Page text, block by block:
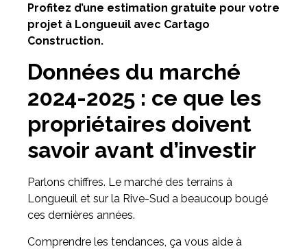
Profitez d’une estimation gratuite pour votre
projet à Longueuil avec Cartago
Construction.
Données du marché
2024-2025 : ce que les
propriétaires doivent
savoir avant d’investir
Parlons chiffres. Le marché des terrains à
Longueuil et sur la Rive-Sud a beaucoup bougé
ces dernières années.
Comprendre les tendances, ça vous aide à